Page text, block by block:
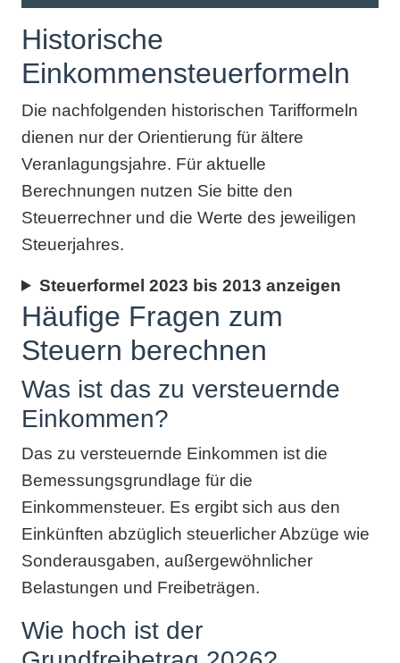
Historische
Einkommensteuerformeln
Die nachfolgenden historischen Tarifformeln
dienen nur der Orientierung für ältere
Veranlagungsjahre. Für aktuelle
Berechnungen nutzen Sie bitte den
Steuerrechner und die Werte des jeweiligen
Steuerjahres.
Steuerformel 2023 bis 2013 anzeigen
Häufige Fragen zum
Steuern berechnen
Was ist das zu versteuernde
Einkommen?
Das zu versteuernde Einkommen ist die
Bemessungsgrundlage für die
Einkommensteuer. Es ergibt sich aus den
Einkünften abzüglich steuerlicher Abzüge wie
Sonderausgaben, außergewöhnlicher
Belastungen und Freibeträgen.
Wie hoch ist der